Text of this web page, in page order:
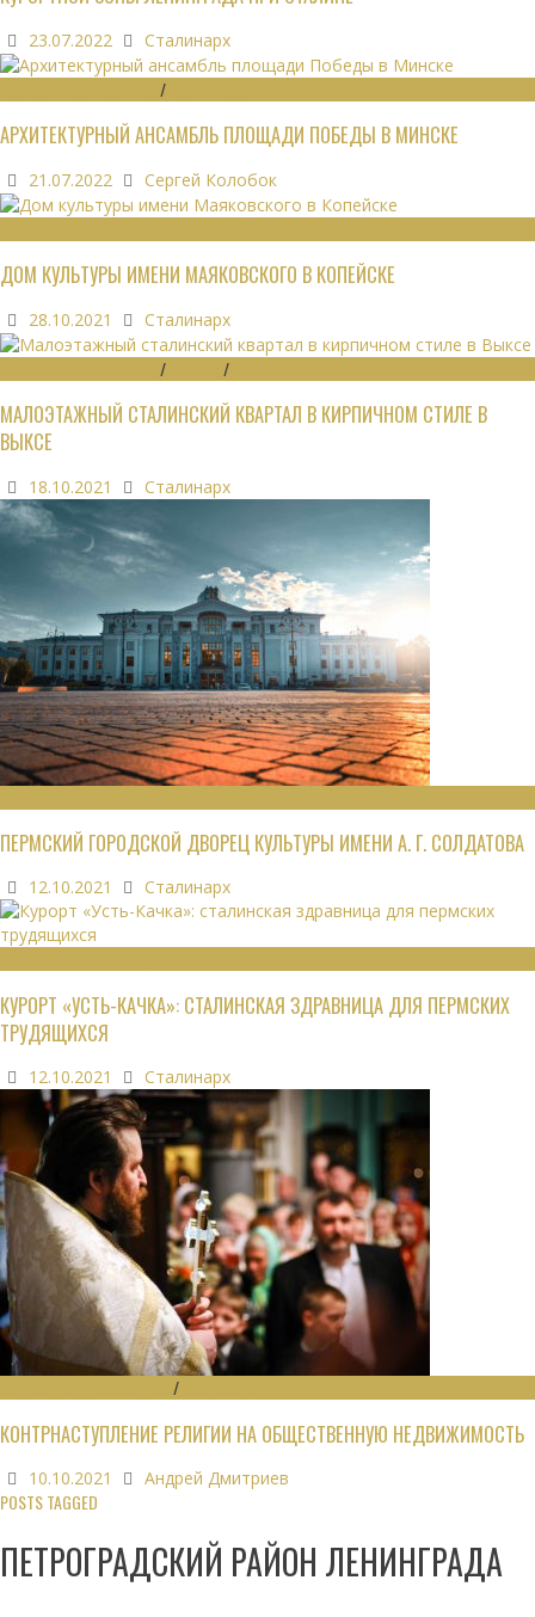
23.07.2022 Сталинарх
/
АРХИТЕКТУРНЫЙ АНСАМБЛЬ ПЛОЩАДИ ПОБЕДЫ В МИНСКЕ
21.07.2022 Сергей Колобок
ДОМ КУЛЬТУРЫ ИМЕНИ МАЯКОВСКОГО В КОПЕЙСКЕ
28.10.2021 Сталинарх
/ /
МАЛОЭТАЖНЫЙ СТАЛИНСКИЙ КВАРТАЛ В КИРПИЧНОМ СТИЛЕ В
ВЫКСЕ
18.10.2021 Сталинарх
ПЕРМСКИЙ ГОРОДСКОЙ ДВОРЕЦ КУЛЬТУРЫ ИМЕНИ А. Г. СОЛДАТОВА
12.10.2021 Сталинарх
КУРОРТ «УСТЬ-КАЧКА»: СТАЛИНСКАЯ ЗДРАВНИЦА ДЛЯ ПЕРМСКИХ
ТРУДЯЩИХСЯ
12.10.2021 Сталинарх
/
КОНТРНАСТУПЛЕНИЕ РЕЛИГИИ НА ОБЩЕСТВЕННУЮ НЕДВИЖИМОСТЬ
10.10.2021 Андрей Дмитриев
POSTS TAGGED
ПЕТРОГРАДСКИЙ РАЙОН ЛЕНИНГРАДА